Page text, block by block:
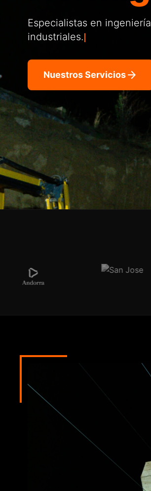
Especialistas en
industriales.
Nuestros Serviciosarrow_forward